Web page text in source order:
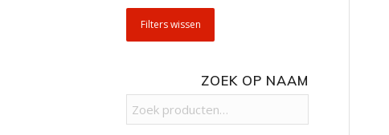
Filters wissen
ZOEK OP NAAM